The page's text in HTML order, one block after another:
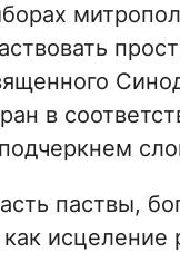
в
паствы,